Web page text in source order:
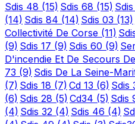
Sdis 48 (15) Sdis 68 (15)
(14) Sdis 84 (14) Sdis 03 (13)
Collectivité De Corse (11)
(9) Sdis 17 (9) Sdis 60 (9)
D'incendie Et De Secours
73 (9) Sdis De La Seine-
(7) Sdis 18 (7) Cd 13 (6) Sdis
(6) Sdis 28 (5) Cd34 (5) Sdis
(4) Sdis 32 (4) Sdis 46 (4)